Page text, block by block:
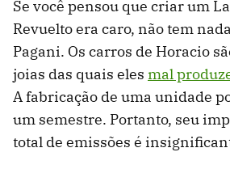
Se você pensou que criar um
Revuelto era caro, não tem
Pagani. Os carros de Horacio
joias das quais eles mal
A fabricação de uma unidade
um semestre. Portanto, seu
total de emissões é